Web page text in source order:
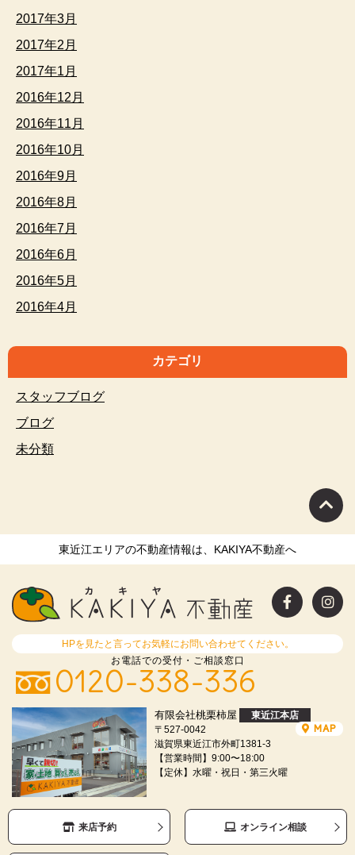
2017年3月
2017年2月
2017年1月
2016年12月
2016年11月
2016年10月
2016年9月
2016年8月
2016年7月
2016年6月
2016年5月
2016年4月
カテゴリ
スタッフブログ
ブログ
未分類
東近江エリアの不動産情報は、KAKIYA不動産へ
HPを見たと言ってお気軽にお問い合わせてください。
お電話での受付・ご相談窓口
0120-338-336
有限会社桃栗柿屋
東近江本店
〒527-0042
滋賀県東近江市外町1381-3
【営業時間】9:00〜18:00
【定休】水曜・祝日・第三火曜
MAP
来店予約 オンライン相談